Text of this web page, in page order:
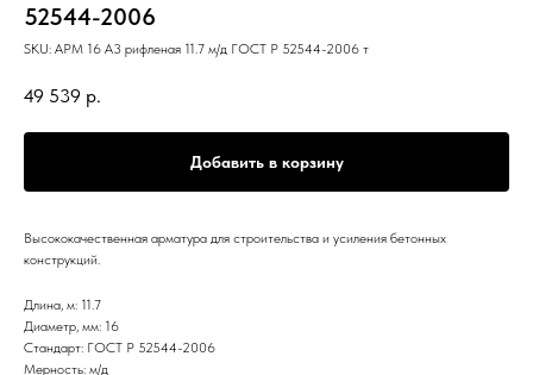
52544-2006
SKU: АРМ 16 А3 рифленая 11.7 м/д ГОСТ Р 52544-2006 т
49 539 р.
Добавить в корзину
Высококачественная арматура для строительства и усиления бетонных
конструкций.
Длина, м: 11.7
Диаметр, мм: 16
Стандарт: ГОСТ Р 52544-2006
Мерность: м/д